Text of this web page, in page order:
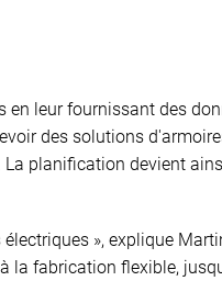
leur fournissant des
des solutions
planification devient
», explique
la fabrication flexible,